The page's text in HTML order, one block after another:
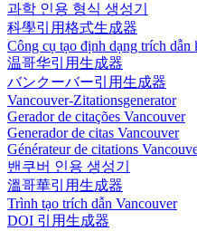
과학 인용 형식 생성기
科學引用格式生成器
Công cụ tạo định dạng trích dẫn
温哥华引用生成器
バンクーバー引用生成器
Vancouver-Zitationsgenerator
Gerador de citações Vancouver
Generador de citas Vancouver
Générateur de citations
밴쿠버 인용 생성기
溫哥華引用生成器
Trình tạo trích dẫn Vancouver
DOI 引用生成器